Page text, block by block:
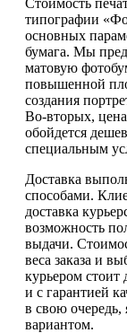
Стоимость
типографии
основных
бумага. Мы
матовую
повышенной
создания
Во-вторых, цена
обойдется
специальным
Доставка
способами.
доставка
возможность
выдачи.
веса заказа и
курьером стоит
и с гарантией
в свою очередь,
вариантом.